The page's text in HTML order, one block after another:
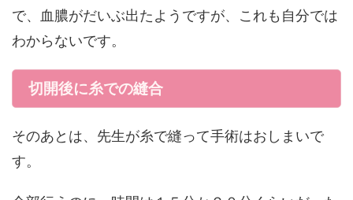
で、血膿がだいぶ出たようですが、これも自分では
わからないです。
切開後に糸での縫合
そのあとは、先生が糸で縫って手術はおしまいで
す。